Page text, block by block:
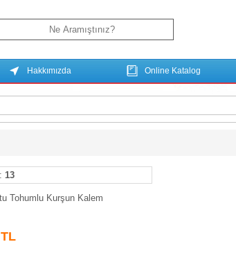
Hakkımızda Online Katalog
13
Tohumlu Kurşun Kalem
TL